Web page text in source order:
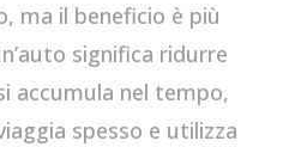
ma il beneficio è più
significa ridurre
accumula nel tempo,
spesso e utilizza